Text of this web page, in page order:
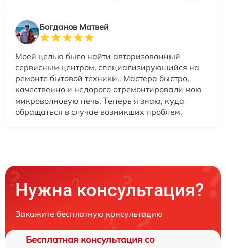
Богданов Матвей
Моей целью было найти авторизованный
сервисным центром, специализирующийся на
ремонте бытовой техники.. Мастера быстро,
качественно и недорого отремонтировали мою
микроволновую печь. Теперь я знаю, куда
обращаться в случае возникших проблем.
Нужна консультация?
Закажите бесплатную консультацию
Бесплатная консультация со